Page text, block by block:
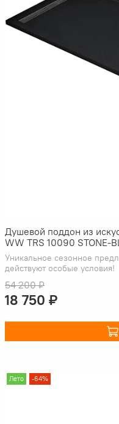
Душевой поддон из
WW TRS 10090
Уникальное сезонное
действуют особые условия!
54 200 ₽
18 750 ₽
Лето -64%